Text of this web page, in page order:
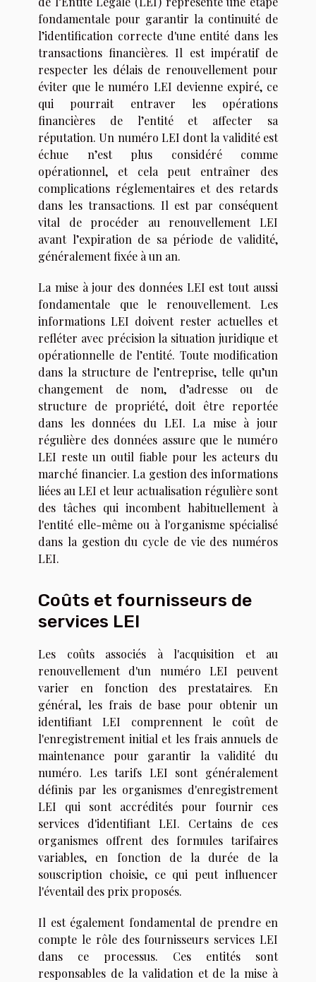
fondamentale pour garantir la continuité de
l’identification correcte d'une entité dans les
transactions financières. Il est impératif de
respecter les délais de renouvellement pour
éviter que le numéro LEI devienne expiré, ce
qui pourrait entraver les opérations
financières de l’entité et affecter sa
réputation. Un numéro LEI dont la validité est
échue n’est plus considéré comme
opérationnel, et cela peut entraîner des
complications réglementaires et des retards
dans les transactions. Il est par conséquent
vital de procéder au renouvellement LEI
avant l’expiration de sa période de validité,
généralement fixée à un an.
La mise à jour des données LEI est tout aussi
fondamentale que le renouvellement. Les
informations LEI doivent rester actuelles et
refléter avec précision la situation juridique et
opérationnelle de l’entité. Toute modification
dans la structure de l’entreprise, telle qu’un
changement de nom, d’adresse ou de
structure de propriété, doit être reportée
dans les données du LEI. La mise à jour
régulière des données assure que le numéro
LEI reste un outil fiable pour les acteurs du
marché financier. La gestion des informations
liées au LEI et leur actualisation régulière sont
des tâches qui incombent habituellement à
l'entité elle-même ou à l'organisme spécialisé
dans la gestion du cycle de vie des numéros
LEI.
Coûts et fournisseurs de
services LEI
Les coûts associés à l'acquisition et au
renouvellement d'un numéro LEI peuvent
varier en fonction des prestataires. En
général, les frais de base pour obtenir un
identifiant LEI comprennent le coût de
l'enregistrement initial et les frais annuels de
maintenance pour garantir la validité du
numéro. Les tarifs LEI sont généralement
définis par les organismes d'enregistrement
LEI qui sont accrédités pour fournir ces
services d'identifiant LEI. Certains de ces
organismes offrent des formules tarifaires
variables, en fonction de la durée de la
souscription choisie, ce qui peut influencer
l'éventail des prix proposés.
Il est également fondamental de prendre en
compte le rôle des fournisseurs services LEI
dans ce processus. Ces entités sont
responsables de la validation et de la mise à